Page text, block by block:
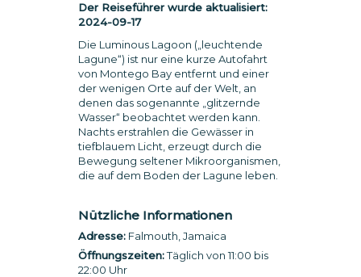
Der Reiseführer wurde aktualisiert:
2024-09-17
Die Luminous Lagoon („leuchtende
Lagune“) ist nur eine kurze Autofahrt
von Montego Bay entfernt und einer
der wenigen Orte auf der Welt, an
denen das sogenannte „glitzernde
Wasser“ beobachtet werden kann.
Nachts erstrahlen die Gewässer in
tiefblauem Licht, erzeugt durch die
Bewegung seltener Mikroorganismen,
die auf dem Boden der Lagune leben.
Nützliche Informationen
Adresse:Falmouth, Jamaica
Öffnungszeiten:Täglich von 11:00 bis
22:00 Uhr